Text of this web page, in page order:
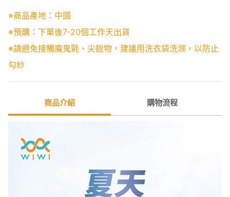
※商品產地：中國
※預購：下單後7-20個工作天出貨
※請避免接觸魔鬼氈、尖銳物，建議用洗衣袋洗滌，以防止
勾紗
商品介紹 購物流程